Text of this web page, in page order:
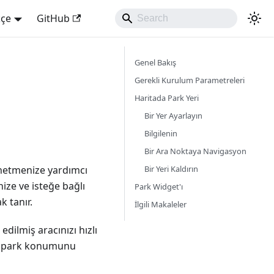
GitHub
yardımcı
ve isteğe bağlı
tanır.
aracınızı hızlı
konumunu
Genel Bakış
Gerekli Kurulum Parametreleri
Haritada Park Yeri
Bir Yer Ayarlayın
Bilgilenin
Bir Ara Noktaya Navigasyon
Bir Yeri Kaldırın
Park Widget'ı
İlgili Makaleler